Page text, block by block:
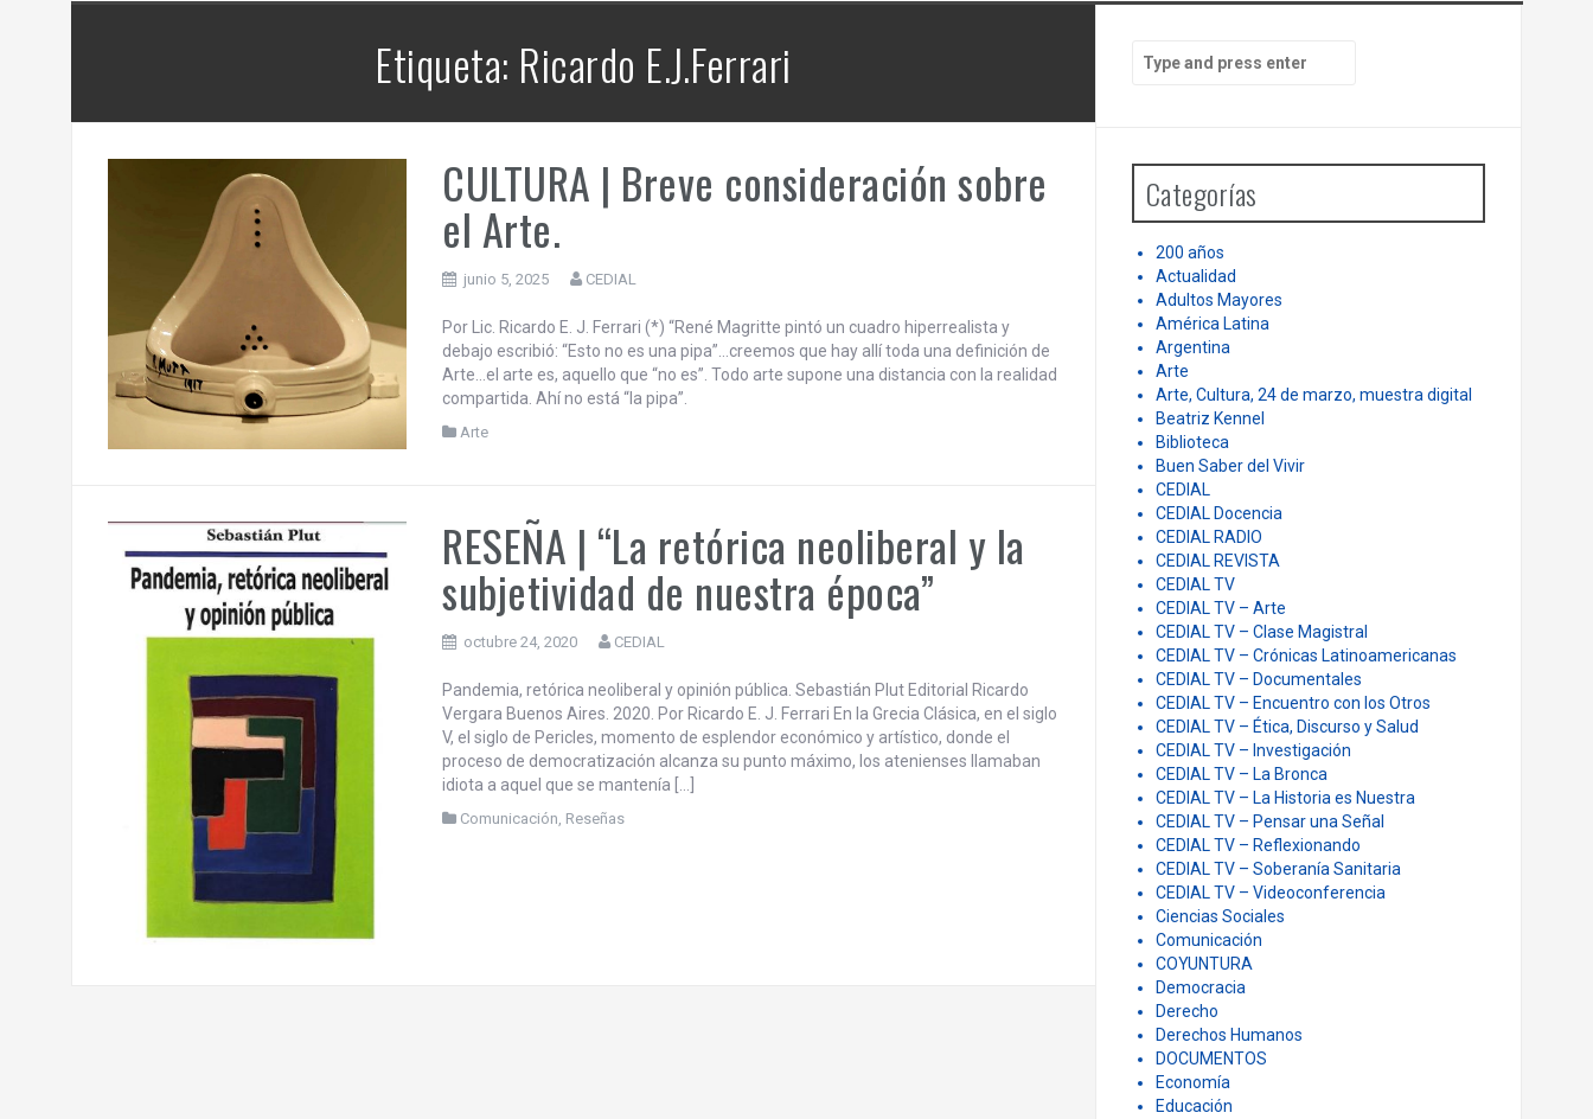
contra la República Federativa del
12 | Brasil en alerta y la hegemonía
continental de EE.UU.. Cuando España tuvo hambre, la
Etiqueta: Ricardo E.J.Ferrari
CULTURA | Breve consideración sobre
el Arte.
junio 5, 2025 CEDIAL
Por Lic. Ricardo E. J. Ferrari (*) “René Magritte pintó un cuadro hiperrealista y
debajo escribió: “Esto no es una pipa”…creemos que hay allí toda una definición de
Arte…el arte es, aquello que “no es”. Todo arte supone una distancia con la realidad
compartida. Ahí no está “la pipa”.
Arte
RESEÑA | “La retórica neoliberal y la
subjetividad de nuestra época”
octubre 24, 2020 CEDIAL
Pandemia, retórica neoliberal y opinión pública. Sebastián Plut Editorial Ricardo
Vergara Buenos Aires. 2020. Por Ricardo E. J. Ferrari En la Grecia Clásica, en el siglo
V, el siglo de Pericles, momento de esplendor económico y artístico, donde el
proceso de democratización alcanza su punto máximo, los atenienses llamaban
idiota a aquel que se mantenía […]
Comunicación, Reseñas
h
o
Categorías
200 años
Actualidad
Adultos Mayores
América Latina
Argentina
Arte
Arte, Cultura, 24 de marzo, muestra digital
Beatriz Kennel
Biblioteca
Buen Saber del Vivir
CEDIAL
CEDIAL Docencia
CEDIAL RADIO
CEDIAL REVISTA
CEDIAL TV
CEDIAL TV – Arte
CEDIAL TV – Clase Magistral
CEDIAL TV – Crónicas Latinoamericanas
CEDIAL TV – Documentales
CEDIAL TV – Encuentro con los Otros
CEDIAL TV – Ética, Discurso y Salud
CEDIAL TV – Investigación
CEDIAL TV – La Bronca
CEDIAL TV – La Historia es Nuestra
CEDIAL TV – Pensar una Señal
CEDIAL TV – Reflexionando
CEDIAL TV – Soberanía Sanitaria
CEDIAL TV – Videoconferencia
Ciencias Sociales
Comunicación
COYUNTURA
Democracia
Derecho
Derechos Humanos
DOCUMENTOS
Economía
Educación